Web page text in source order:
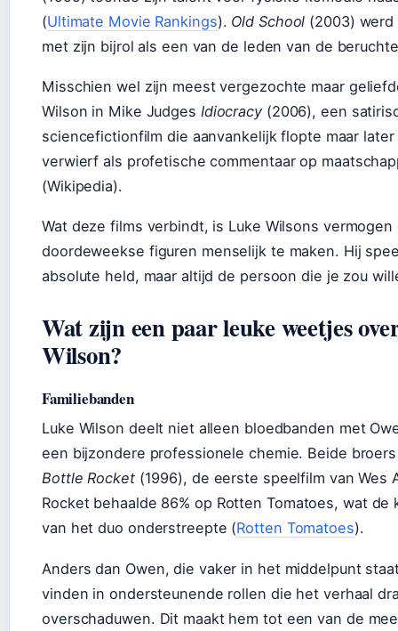
(Ultimate Movie Rankings). Old School (2003)
met zijn bijrol als een van de leden van de beruchte
Misschien wel zijn meest vergezochte maar
Wilson in Mike Judges Idiocracy(2006), een
sciencefictionfilm die aanvankelijk flopte maar
verwierf als profetische commentaar op
(Wikipedia).
Wat deze films verbindt, is Luke Wilsons
doordeweekse figuren menselijk te maken. Hij
absolute held, maar altijd de persoon die je zou
Wat zijn een paar leuke weetjes
Wilson?
Familiebanden
Luke Wilson deelt niet alleen bloedbanden met
een bijzondere professionele chemie. Beide
Bottle Rocket(1996), de eerste speelfilm van Wes
Rocket behaalde 86% op Rotten Tomatoes, wat
van het duo onderstreepte (Rotten Tomatoes).
Anders dan Owen, die vaker in het middelpunt
vinden in ondersteunende rollen die het verhaal
overschaduwen. Dit maakt hem tot een van de